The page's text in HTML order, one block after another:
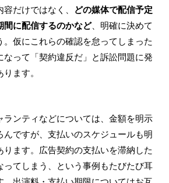
だけではなく、
どの媒体で配信予定
間に配信するのかなど、明確に決めて
。仮にこれらの確認を怠ってしまった
なって「契約違反だ」と訴訟問題に発
ます。
ランティなどについては、金額を明示
んですが、支払いのスケジュールも明
ります。広告契約の支払いを滞納した
ってしまう、という事例もたびたび耳